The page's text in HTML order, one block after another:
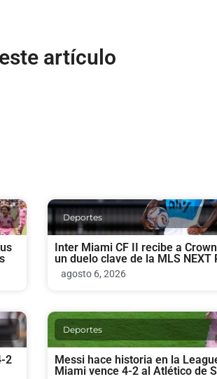
artículo
Deportes
Inter Miami CF II recibe a
un duelo clave de la MLS NEXT
agosto 6, 2026
2
Deportes
Messi hace historia en la
Miami vence 4-2 al Atlético de